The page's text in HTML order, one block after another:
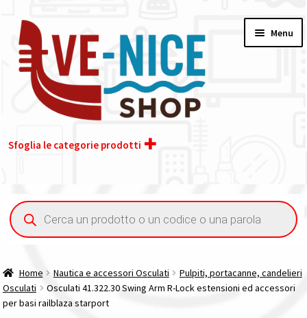
alla
navigazione
contenuto
Menu
Sfoglia le categorie prodotti
Acquisto iva 4% (agevolata)
Contatti
Ricerca
prodotti
Home Nautica e accessori Osculati
Pulpiti, portacanne, candelieri
Osculati
Osculati 41.322.30 Swing Arm R-Lock estensioni ed accessori
per basi railblaza starport